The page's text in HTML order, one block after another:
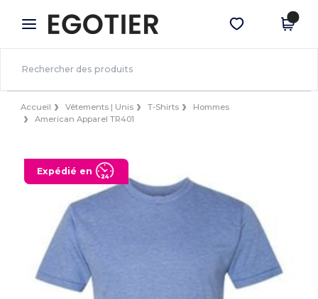
× Appli Egotier
Meilleurs prix sur l’app !
Obtenir l'appli
Accueil Vêtements | Unis T-Shirts
Hommes
American Apparel TR401
Expédié en